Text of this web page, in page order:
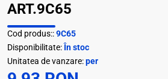
ART.9C65
Cod produs::9C65
Disponibilitate: În stoc
Unitatea de vanzare:per